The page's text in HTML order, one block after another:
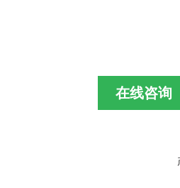
在线咨询